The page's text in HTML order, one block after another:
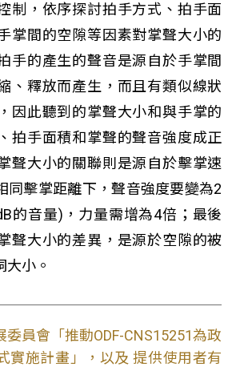
制，依序探討拍手方式、拍手面
掌間的空隙等因素對掌聲大小的
手的產生的聲音是源自於手掌間
、釋放而產生，而且有類似線狀
因此聽到的掌聲大小和與手掌的
拍手面積和掌聲的聲音強度成正
聲大小的關聯則是源自於擊掌速
同擊掌距離下，聲音強度要變為2
的音量)，力量需增為4倍；最後
聲大小的差異，是源於空隙的被
大小。
委員會「推動ODF-CNS15251為政
實施計畫」，以及 提供使用者有